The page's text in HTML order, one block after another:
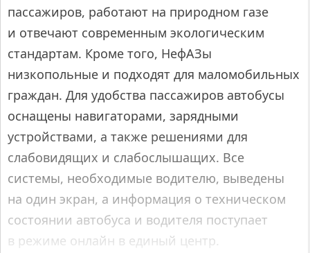
пассажиров, работают на природном газе
и отвечают современным экологическим
стандартам. Кроме того, НефАЗы
низкопольные и подходят для маломобильных
граждан. Для удобства пассажиров автобусы
оснащены навигаторами, зарядными
устройствами, а также решениями для
слабовидящих и слабослышащих. Все
системы, необходимые водителю, выведены
на один экран, а информация о техническом
состоянии автобуса и водителя поступает
в режиме онлайн в единый центр.